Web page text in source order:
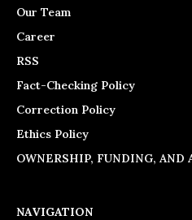
Our Team
Career
RSS
Fact-Checking Policy
Correction Policy
Ethics Policy
OWNERSHIP, FUNDING, AND
NAVIGATION